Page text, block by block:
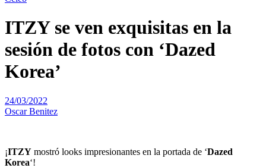
ITZY se ven exquisitas en la
sesión de fotos con ‘Dazed
Korea’
24/03/2022
Oscar Benitez
¡ITZY mostró looks impresionantes en la portada de ‘Dazed
Korea‘!